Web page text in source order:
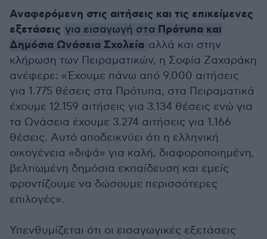
Αναφερόμενη στις αιτήσεις και τις επικείμενες
εξετάσεις για εισαγωγή στα Πρότυπα και
Δημόσια Ωνάσεια Σχολεία αλλά και στην
κλήρωση των Πειραματικών, η Σοφία Ζαχαράκη
ανέφερε: «Έχουμε πάνω από 9.000 αιτήσεις
για 1.775 θέσεις στα Πρότυπα, στα Πειραματικά
έχουμε 12.159 αιτήσεις για 3.134 θέσεις ενώ για
τα Ωνάσεια έχουμε 3.274 αιτήσεις για 1.166
θέσεις. Αυτό αποδεικνύει ότι η ελληνική
οικογένεια «διψά» για καλή, διαφοροποιημένη,
βελτιωμένη δημόσια εκπαίδευση και εμείς
φροντίζουμε να δώσουμε περισσότερες
επιλογές».
Υπενθυμίζεται ότι οι εισαγωγικές εξετάσεις